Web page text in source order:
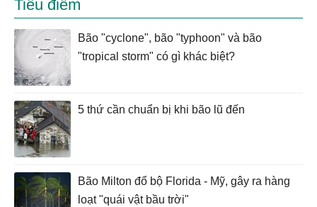
Tiêu điểm
Bão "cyclone", bão "typhoon" và bão
"tropical storm" có gì khác biệt?
5 thứ cần chuẩn bị khi bão lũ đến
Bão Milton đổ bộ Florida - Mỹ, gây ra hàng
loạt "quái vật bầu trời"